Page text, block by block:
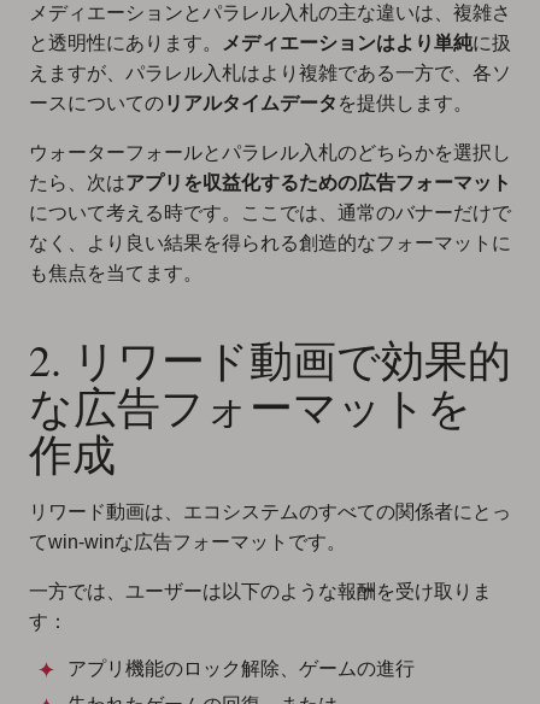
メディエーションとパラレル入札の主な違いは、複雑さ
と透明性にあります。
メディエーションはより単純に扱
えますが、パラレル入札はより複雑である一方で、各ソ
ースについてのリアルタイムデータ を提供します。
ウォーターフォールとパラレル入札のどちらかを選択し
たら、次はアプリを収益化するための広告フォーマット
について考える時です。ここでは、通常のバナーだけで
なく、より良い結果を得られる創造的なフォーマットに
も焦点を当てます。
2. リワード動画で効果的
な広告フォーマットを
作成
リワード動画は、エコシステムのすべての関係者にとっ
てwin-winな広告フォーマットです。
一方では、ユーザーは以下のような報酬を受け取りま
す：
アプリ機能のロック解除、ゲームの進行